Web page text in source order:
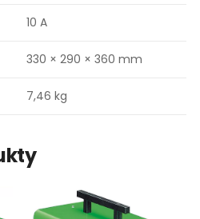
10 A
330 × 290 × 360 mm
7,46 kg